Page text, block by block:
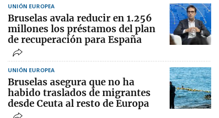
UNIÓN EUROPEA
Bruselas avala reducir en 1.256
millones los préstamos del plan
de recuperación para España
UNIÓN EUROPEA
Bruselas asegura que no ha
habido traslados de migrantes
desde Ceuta al resto de Europa